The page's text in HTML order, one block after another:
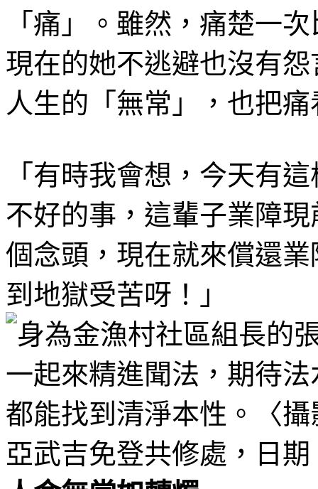
「痛」。雖然，痛楚一
現在的她不逃避也沒有
人生的「無常」，也把
「有時我會想，今天有
不好的事，這輩子業障
個念頭，現在就來償還
到地獄受苦呀！」